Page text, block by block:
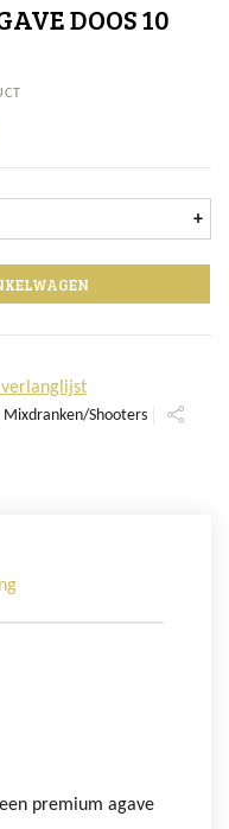
DOOS 10
Spirits Club Agave doos 10
+
verlanglijst
Mixdranken/Shooters
premium agave